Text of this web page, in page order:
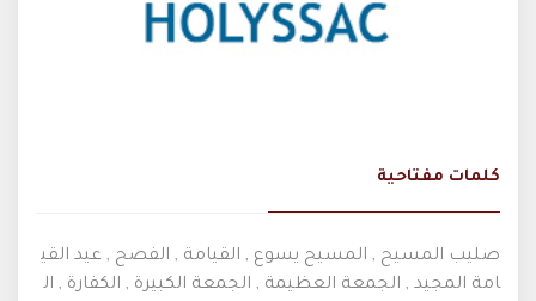
كلمات مفتاحية
صليب المسيح , المسيح يسوع , القيامة , الفصح , عيد القي
امة المجيد , الجمعة العظيمة , الجمعة الكبيرة , الكفارة , ال